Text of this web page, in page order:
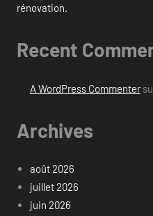
rénovation.
Recent
A WordPress Commenter
Archives
août 2026
juillet 2026
juin 2026